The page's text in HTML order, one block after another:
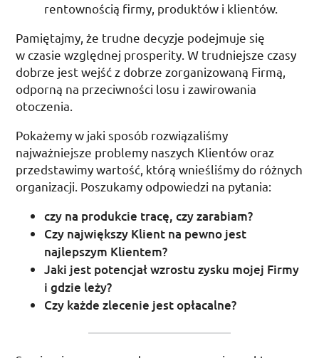
rentownością firmy, produktów i klientów.
Pamiętajmy, że trudne decyzje podejmuje się
w czasie względnej prosperity. W trudniejsze czasy
dobrze jest wejść z dobrze zorganizowaną Firmą,
odporną na przeciwności losu i zawirowania
otoczenia.
Pokażemy w jaki sposób rozwiązaliśmy
najważniejsze problemy naszych Klientów oraz
przedstawimy wartość, którą wnieśliśmy do różnych
organizacji. Poszukamy odpowiedzi na pytania:
czy na produkcie tracę, czy zarabiam?
Czy największy Klient na pewno jest
najlepszym Klientem?
Jaki jest potencjał wzrostu zysku mojej Firmy
i gdzie leży?
Czy każde zlecenie jest opłacalne?